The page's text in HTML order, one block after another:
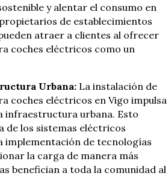
y alentar el consumo en
de establecimientos
atraer a clientes al ofrecer
coches eléctricos como un
Urbana: La instalación de
coches eléctricos en Vigo impulsa
infraestructura urbana. Esto
de los sistemas eléctricos
implementación de tecnologías
la carga de manera más
benefician a toda la comunidad al